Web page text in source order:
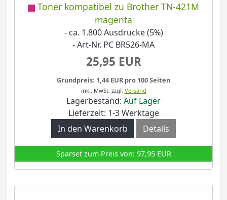
Toner kompatibel zu Brother TN-421M
magenta
- ca. 1.800 Ausdrucke (5%)
- Art-Nr. PC BR526-MA
25,95 EUR
Grundpreis: 1,44 EUR pro 100 Seiten
inkl. MwSt. zzgl. Versand
Lagerbestand: Auf Lager
Lieferzeit: 1-3 Werktage
In den Warenkorb
Details
Sparset zum Preis von: 97,95 EUR